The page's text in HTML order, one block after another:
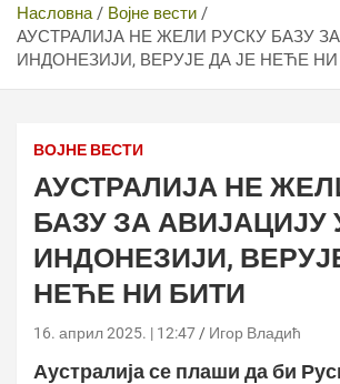
Насловна
Војне вести
АУСТРАЛИЈА НЕ ЖЕЛИ РУСКУ БАЗУ
ИНДОНЕЗИЈИ, ВЕРУЈЕ ДА ЈЕ НЕЋЕ
ВОЈНЕ ВЕСТИ
АУСТРАЛИЈА НЕ
БАЗУ ЗА АВИЈАЦИЈУ
ИНДОНЕЗИЈИ,
НЕЋЕ НИ БИТИ
16. април 2025. | 12:47 Игор Владић
Аустралија се плаши да би